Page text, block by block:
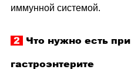
иммунной системой.
2 Что нужно есть при
гастроэнтерите